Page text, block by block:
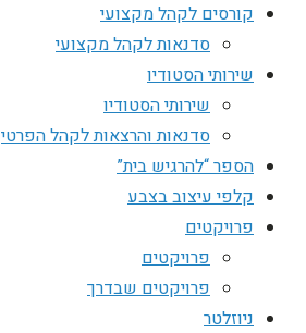
קורסים לקהל מקצועי
סדנאות לקהל מקצועי
שירותי הסטודיו
שירותי הסטודיו
סדנאות והרצאות לקהל הפרטי
הספר “להרגיש בית”
קלפי עיצוב בצבע
פרויקטים
פרויקטים
פרויקטים שבדרך
ניוזלטר